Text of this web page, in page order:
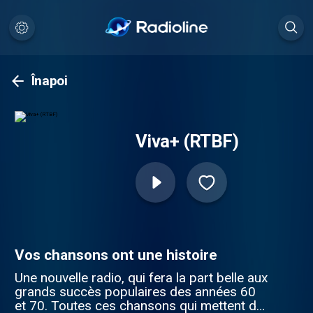
Înapoi
Viva+ (RTBF)
Vos chansons ont une histoire
Une nouvelle radio, qui fera la part belle aux
grands succès populaires des années 60
et 70. Toutes ces chansons qui mettent de